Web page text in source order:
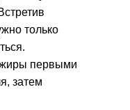
только
первыми
затем